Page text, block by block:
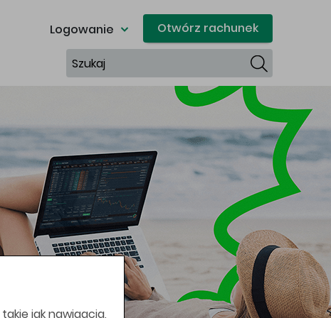
Logowanie Otwórz rachunek
Szukaj
jak nawigacja,